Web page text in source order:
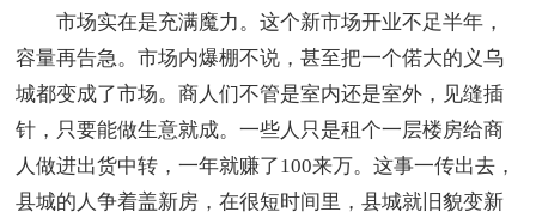
市场实在是充满魔力。这个新市场开业不足半年，
容量再告急。市场内爆棚不说，甚至把一个偌大的义乌
城都变成了市场。商人们不管是室内还是室外，见缝插
针，只要能做生意就成。一些人只是租个一层楼房给商
人做进出货中转，一年就赚了100来万。这事一传出去，
县城的人争着盖新房，在很短时间里，县城就旧貌变新